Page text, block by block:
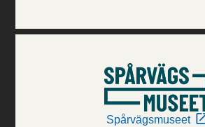
Spårvägsmuseet